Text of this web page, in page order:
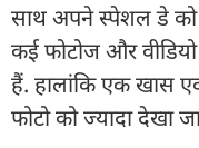
साथ अपने स्पेशल डे को
कई फोटोज और
हैं. हालांकि एक खास
फोटो को ज्यादा देखा